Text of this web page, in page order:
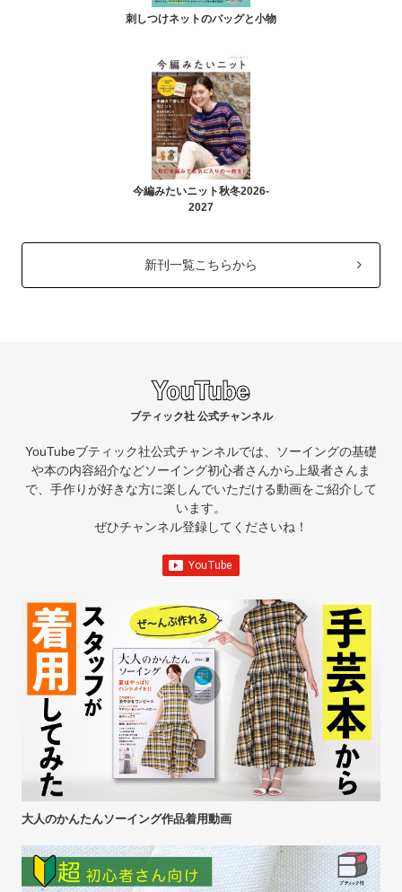
刺しつけネットのバッグと小物
今編みたいニット秋冬2026-
2027
新刊一覧こちらから
ブティック社 公式チャンネル
YouTubeブティック社公式チャンネルでは、ソーイングの基礎
や本の内容紹介などソーイング初心者さんから上級者さんま
で、手作りが好きな方に楽しんでいただける動画をご紹介して
います。
ぜひチャンネル登録してくださいね！
大人のかんたんソーイング作品着用動画